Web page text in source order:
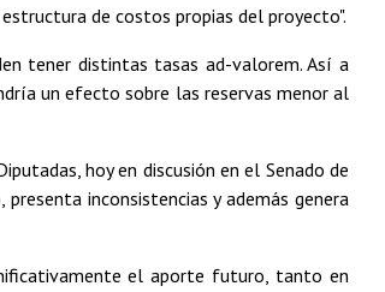
de costos propias del proyecto".
tener distintas tasas ad-valorem. Así a
un efecto sobre las reservas menor al
hoy en discusión en el Senado de
inconsistencias y además genera
el aporte futuro, tanto en